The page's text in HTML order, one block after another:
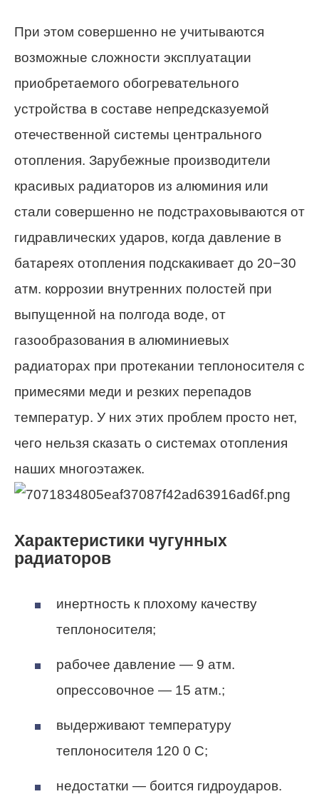
При этом совершенно не учитываются
возможные сложности эксплуатации
приобретаемого обогревательного
устройства в составе непредсказуемой
отечественной системы центрального
отопления. Зарубежные производители
красивых радиаторов из алюминия или
стали совершенно не подстраховываются от
гидравлических ударов, когда давление в
батареях отопления подскакивает до 20−30
атм. коррозии внутренних полостей при
выпущенной на полгода воде, от
газообразования в алюминиевых
радиаторах при протекании теплоносителя с
примесями меди и резких перепадов
температур. У них этих проблем просто нет,
чего нельзя сказать о системах отопления
наших многоэтажек.
Характеристики чугунных
радиаторов
инертность к плохому качеству
теплоносителя;
рабочее давление — 9 атм.
опрессовочное — 15 атм.;
выдерживают температуру
теплоносителя 120 0 С;
недостатки — боится гидроударов.